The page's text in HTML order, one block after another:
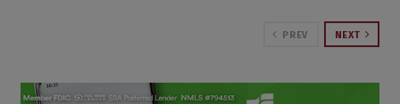
PREV NEXT